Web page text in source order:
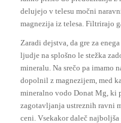
delujejo v telesu močni
magnezija iz telesa. Filtrirajo
Zaradi dejstva, da gre za
ljudje na splošno le stežka
mineralu. Na srečo pa imamo
dopolnil z magnezijem, med
mineralno vodo Donat Mg, ki
zagotavljanja ustreznih ravni
ceni. Vsekakor daleč